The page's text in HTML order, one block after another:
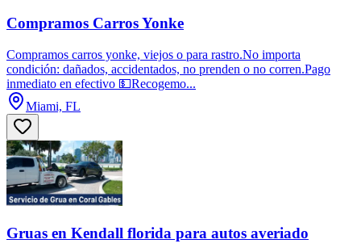
Compramos Carros Yonke
Compramos carros yonke, viejos o para rastro.No importa
condición: dañados, accidentados, no prenden o no corren.Pago
inmediato en efectivo 💵Recogemo...
Miami, FL
Gruas en Kendall florida para autos averiado